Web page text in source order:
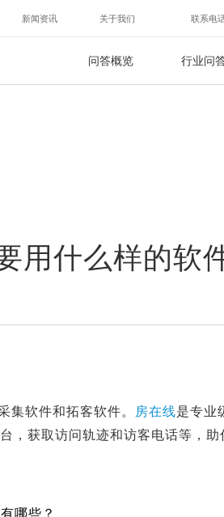
新闻资讯 关于我们 联系电
问答概览 行业问
用什么样的软
集软件和拓客软件。 房在线是专业
获取访问轨迹和访客电话等，助
哪些？